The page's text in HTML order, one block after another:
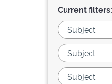
Current filters: